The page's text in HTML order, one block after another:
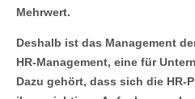
Mehrwert.
Deshalb ist das Management
HR-Management, eine für
Dazu gehört, dass sich die HR-